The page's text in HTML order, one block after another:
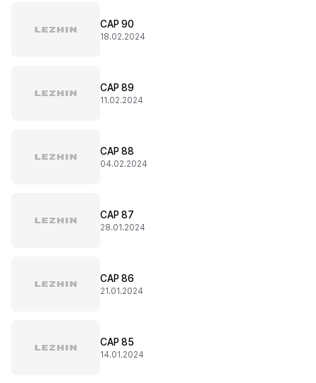
CAP 90
18.02.2024
CAP 89
11.02.2024
CAP 88
04.02.2024
CAP 87
28.01.2024
CAP 86
21.01.2024
CAP 85
14.01.2024